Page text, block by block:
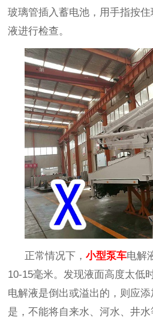
玻璃管插入蓄电池，用手指按
液进行检查。
正常情况下，小型泵车电解
10-15毫米。发现液面高度太低
电解液是倒出或溢出的，则应
是，不能将自来水、河水、井